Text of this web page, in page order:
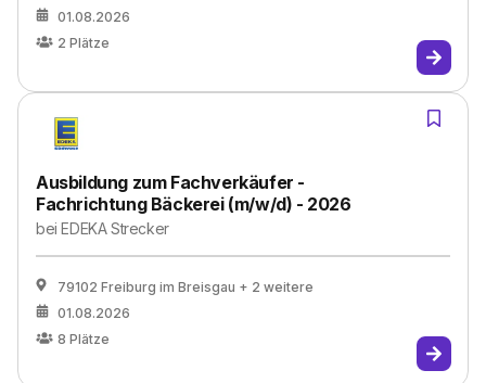
01.08.2026
2 Plätze
Ausbildung zum Fachverkäufer -
Fachrichtung Bäckerei (m/w/d) - 2026
beiEDEKA Strecker
79102 Freiburg im Breisgau + 2 weitere
01.08.2026
8 Plätze